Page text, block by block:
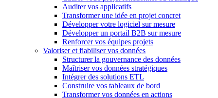
Auditer vos applicatifs
Transformer une idée en projet concret
Développer votre logiciel sur mesure
Développer un portail B2B sur mesure
Renforcer vos équipes projets
Valoriser et fiabiliser vos données
Structurer la gouvernance des données
Maîtriser vos données stratégiques
Intégrer des solutions ETL
Construire vos tableaux de bord
Transformer vos données en actions